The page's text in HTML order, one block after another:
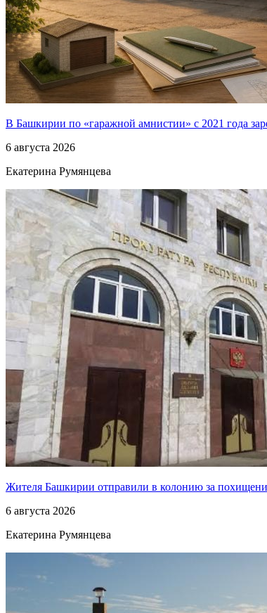
В Башкирии по «гаражной амнистии» с 2021 года
6 августа 2026
Екатерина Румянцева
Жителя Башкирии отправили в колонию за
6 августа 2026
Екатерина Румянцева